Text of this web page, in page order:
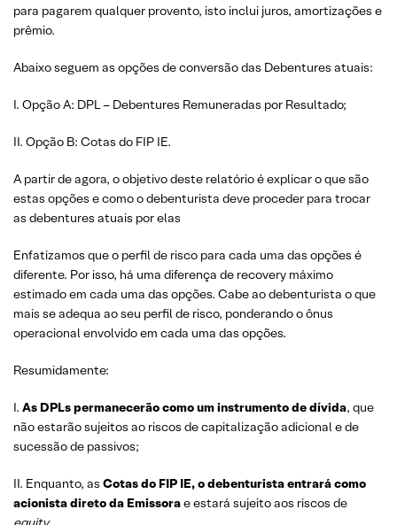
para pagarem qualquer provento, isto inclui juros, amortizações e
prêmio.
Abaixo seguem as opções de conversão das Debentures atuais:
I. Opção A: DPL – Debentures Remuneradas por Resultado;
II. Opção B: Cotas do FIP IE.
A partir de agora, o objetivo deste relatório é explicar o que são
estas opções e como o debenturista deve proceder para trocar
as debentures atuais por elas
Enfatizamos que o perfil de risco para cada uma das opções é
diferente. Por isso, há uma diferença de recovery máximo
estimado em cada uma das opções. Cabe ao debenturista o que
mais se adequa ao seu perfil de risco, ponderando o ônus
operacional envolvido em cada uma das opções.
Resumidamente:
I. As DPLs permanecerão como um instrumento de dívida, que
não estarão sujeitos ao riscos de capitalização adicional e de
sucessão de passivos;
II. Enquanto, as Cotas do FIP IE, o debenturista entrará como
acionista direto da Emissorae estará sujeito aos riscos de